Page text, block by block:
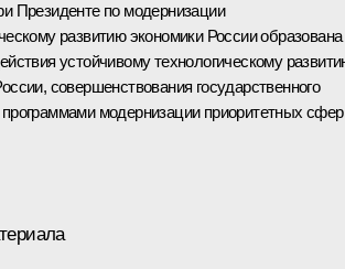
Президенте по модернизации
развитию экономики России образована
устойчивому технологическому
совершенствования государственного
модернизации приоритетных сфер